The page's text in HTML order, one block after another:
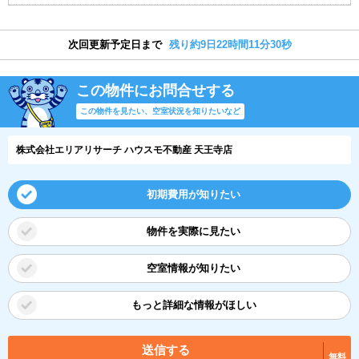
次回更新予定日まで 残り約9日22時間11分29秒
この物件にお問合せする
この物件を見たい、空室状況を知りたいなど
株式会社エリアリサーチ ハウスモ不動産 天王寺店
初期費用が知りたい
物件を実際に見たい
空室情報が知りたい
もっと詳細な情報がほしい
送信する
無料